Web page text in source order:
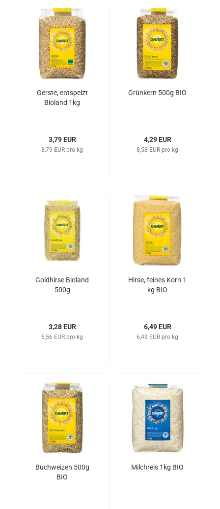
Gerste, entspelzt
Bioland 1kg
3,79 EUR
3,79 EUR pro kg
Grünkern 500g BIO
4,29 EUR
8,58 EUR pro kg
Goldhirse Bioland
500g
3,28 EUR
6,56 EUR pro kg
Hirse, feines Korn 1
kg BIO
6,49 EUR
6,49 EUR pro kg
Buchweizen 500g
BIO
Milchreis 1kg BIO